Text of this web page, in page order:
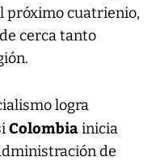
próximo cuatrienio,
cerca tanto
logra
Colombiainicia
de